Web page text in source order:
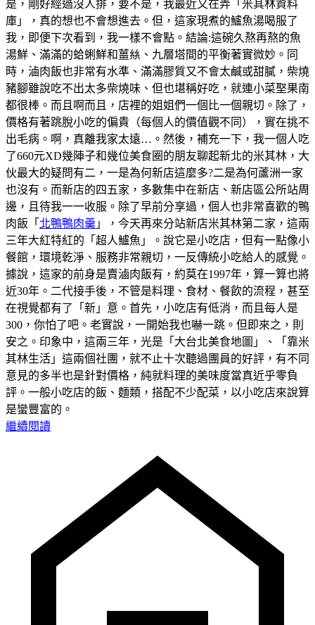
是，剛好經過沒人排，要不是，我最近又在弄「米其林資料
庫」，真的想也不會想進去。但，這家現煮的鱸魚湯喝服了
我，即便下次看到，我一樣不會點。結論:這碗久熬再熬的魚
湯鮮、滿滿的蛤蜊鮮和薑𢇃、九層塔間的平衡著實微妙。同
時，滷肉飯也非常有水準、滿滿膠質又不會太鹹或甜膩，柴燒
豬腳雖說吃不出太多柴燒味、但也堪稱好吃，就連小菜埾果南
都很棒。而且啊而且，店裡的姐姐們一個比一個親切。除了，
價格有著跳脫小吃的偏貴（每個人的價值觀不同），實在挑不
出毛病。啊，真離我家太遠…。然後，補充一下，我一個人吃
了660元XD幾陣子和幾位美食圈的朋友聊起新北的米其林，大
伙最大的疑問有二，一是為何新店這麼多?二是為何蘆洲一家
也沒有。而新店的四五家，多數集中在新店、新店區公所站周
邊，且待我一一收服。除了早前分享過，個人也非常喜歡的鴨
肉飯「 北鴨鴨肉羹 」，今天再來分站新店米其林第二家，這兩
三年大紅特紅的「超人鱸魚」。說它是小吃店，但有一點像小
餐館，環境乾淨、服務非常親切，一反傳統小吃給人的感覺。
據說，這家的前身是賣滷肉飯有，約莫在1997年，算一算也將
近30年。二代接手後，不管是料理、食材、餐飲的流程，甚至
在視覺都有了「新」意。首先，小吃店有低消，而且每人是
300，你怕了吧。老實說，一開始我也嚇一跳。但即來之，則
安之。印象中，這兩三年，光是「大台北美食地圖」、「靠米
其林生活」這兩個社團，就不止十次聽過團員的好評，有不同
意見的多半也是針對價格，純就料理的美味度當真近乎零負
評。一般小吃店的飯、麵類，搭配不少配菜，以小吃店來說算
是蠻豐富的。
繼續閱讀